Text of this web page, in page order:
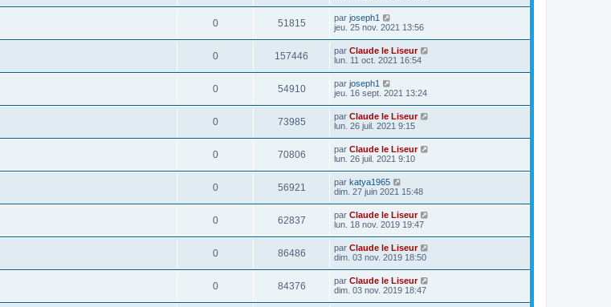
0 51815 par joseph1
jeu. 25 nov. 2021 13:56
0 157446 par Claude le Liseur
lun. 11 oct. 2021 16:54
0 54910 par joseph1
jeu. 16 sept. 2021 13:24
0 73985 par Claude le Liseur
lun. 26 juil. 2021 9:15
0 70806 par Claude le Liseur
lun. 26 juil. 2021 9:10
0 56921 par katya1965
dim. 27 juin 2021 15:48
0 62837 par Claude le Liseur
lun. 18 nov. 2019 19:47
0 86486 par Claude le Liseur
dim. 03 nov. 2019 18:50
0 84376 par Claude le Liseur
dim. 03 nov. 2019 18:47